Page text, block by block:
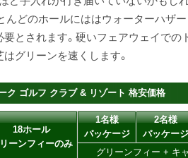
んどのホールにははウォーターハザ
要とされます。硬いフェアウェイで
グリーンを速くします。
ク ゴルフ クラブ & リゾート 格安価格
18ホール
ーンフィーのみ
1名様
パッケージ
2名様
パッケージ
グリーンフィー + キ